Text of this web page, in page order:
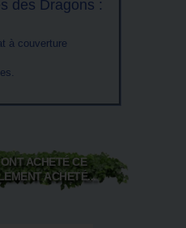
des Dragons :
à couverture
ACHETÉ CE
ACHETÉ...